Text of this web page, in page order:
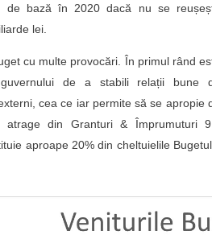
de bază în 2020 dacă nu se
lei.
cu multe provocări. În primul rând
de a stabili relații bune
cea ce iar permite să se apropie
din Granturi & Împrumuturi
aproape 20% din cheltuielile